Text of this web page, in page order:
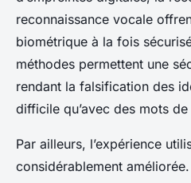
reconnaissance vocale
biométrique à la fois
méthodes permettent une
rendant la falsification des
difficile qu’avec des mots
Par ailleurs, l’expérience
considérablement